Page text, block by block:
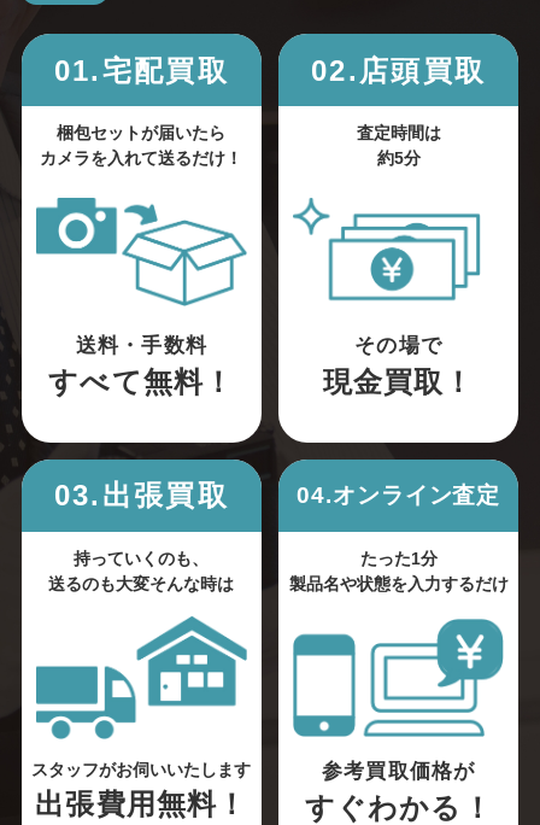
01.宅配買取
梱包セットが届いたら
カメラを入れて送るだけ！
送料・手数料
すべて無料！
02.店頭買取
査定時間は
約5分
その場で
現金買取！
03.出張買取
持っていくのも、
送るのも大変そんな時は
スタッフがお伺いいたします
出張費用無料！
04.オンライン査定
たった1分
製品名や状態を入力するだけ
参考買取価格が
すぐわかる！